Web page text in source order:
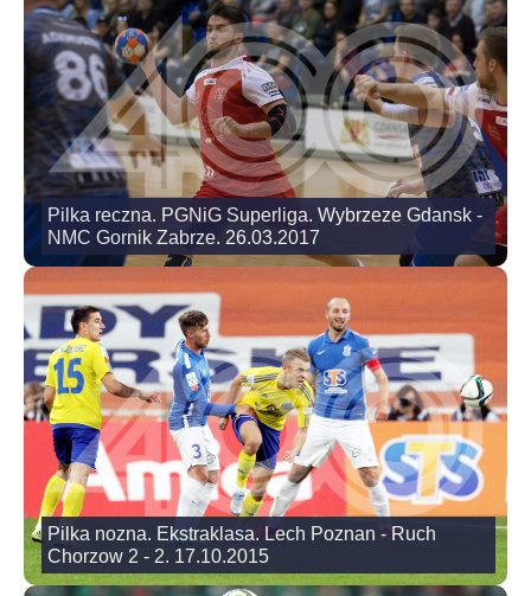
Pilka reczna. PGNiG Superliga. Wybrzeze Gdansk -
NMC Gornik Zabrze. 26.03.2017
Pilka nozna. Ekstraklasa. Lech Poznan - Ruch
Chorzow 2 - 2. 17.10.2015